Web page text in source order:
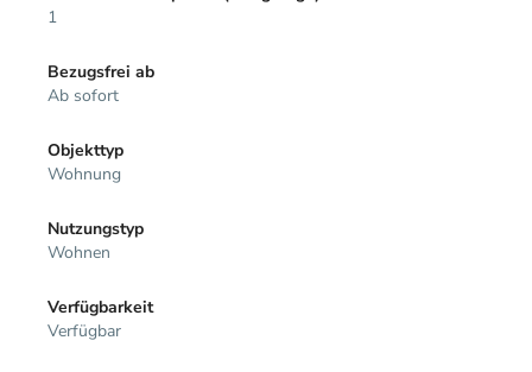
1
Bezugsfrei ab
Ab sofort
Objekttyp
Wohnung
Nutzungstyp
Wohnen
Verfügbarkeit
Verfügbar